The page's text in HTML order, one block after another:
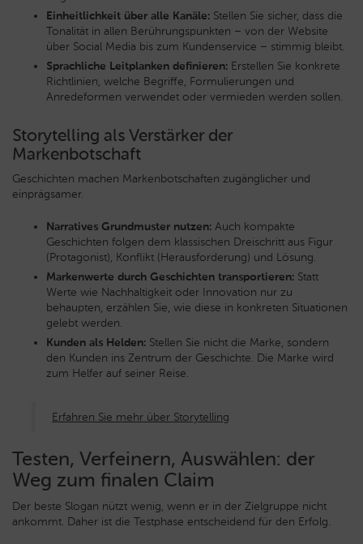
Einheitlichkeit über alle Kanäle: Stellen Sie sicher, dass die
Tonalität in allen Berührungspunkten – von der Website
über Social Media bis zum Kundenservice – stimmig bleibt.
Sprachliche Leitplanken definieren: Erstellen Sie konkrete
Richtlinien, welche Begriffe, Formulierungen und
Anredeformen verwendet oder vermieden werden sollen.
Storytelling als Verstärker der
Markenbotschaft
Geschichten machen Markenbotschaften zugänglicher und
einprägsamer.
Narratives Grundmuster nutzen: Auch kompakte
Geschichten folgen dem klassischen Dreischritt aus Figur
(Protagonist), Konflikt (Herausforderung) und Lösung.
Markenwerte durch Geschichten transportieren: Statt
Werte wie Nachhaltigkeit oder Innovation nur zu
behaupten, erzählen Sie, wie diese in konkreten Situationen
gelebt werden.
Kunden als Helden: Stellen Sie nicht die Marke, sondern
den Kunden ins Zentrum der Geschichte. Die Marke wird
zum Helfer auf seiner Reise.
Erfahren Sie mehr über Storytelling
Testen, Verfeinern, Auswählen: der
Weg zum finalen Claim
Der beste Slogan nützt wenig, wenn er in der Zielgruppe nicht
ankommt. Daher ist die Testphase entscheidend für den Erfolg.